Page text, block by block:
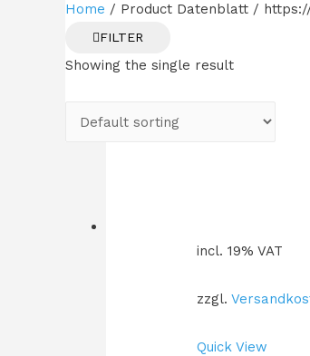
Home / Product Datenblatt / https://
FILTER
Showing the single result
incl. 19% VAT
zzgl.
Quick View